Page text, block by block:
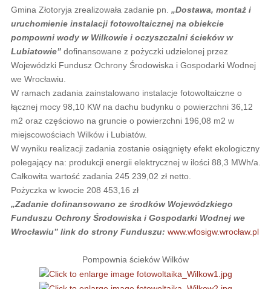
Gmina Złotoryja zrealizowała zadanie pn. „Dostawa, montaż i
uruchomienie instalacji fotowoltaicznej na obiekcie
pompowni wody w Wilkowie i oczyszczalni ścieków w
Lubiatowie”dofinansowane z pożyczki udzielonej przez
Wojewódzki Fundusz Ochrony Środowiska i Gospodarki Wodnej
we Wrocławiu.
W ramach zadania zainstalowano instalacje fotowoltaiczne o
łącznej mocy 98,10 KW na dachu budynku o powierzchni 36,12
m2 oraz częściowo na gruncie o powierzchni 196,08 m2 w
miejscowościach Wilków i Lubiatów.
W wyniku realizacji zadania zostanie osiągnięty efekt ekologiczny
polegający na: produkcji energii elektrycznej w ilości 88,3 MWh/a.
Całkowita wartość zadania 245 239,02 zł netto.
Pożyczka w kwocie 208 453,16 zł
„Zadanie dofinansowano ze środków Wojewódzkiego
Funduszu Ochrony Środowiska i Gospodarki Wodnej we
Wrocławiu” link do strony Funduszu: www.wfosigw.wrocław.pl
Pompownia ścieków Wilków